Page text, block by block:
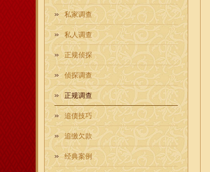
私家调查
私人调查
正规侦探
侦探调查
正规调查
追债技巧
追缴欠款
经典案例